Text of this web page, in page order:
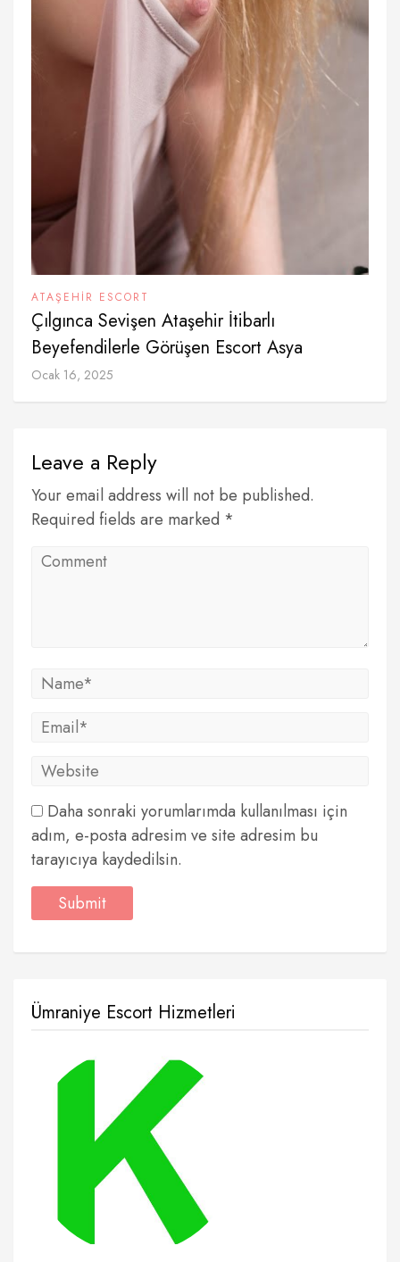
ATAŞEHIR ESCORT
Çılgınca Sevişen Ataşehir İtibarlı
Beyefendilerle Görüşen Escort Asya
Ocak 16, 2025
Leave a Reply
Your email address will not be published.
Required fields are marked *
Daha sonraki yorumlarımda kullanılması için
adım, e-posta adresim ve site adresim bu
tarayıcıya kaydedilsin.
Ümraniye Escort Hizmetleri